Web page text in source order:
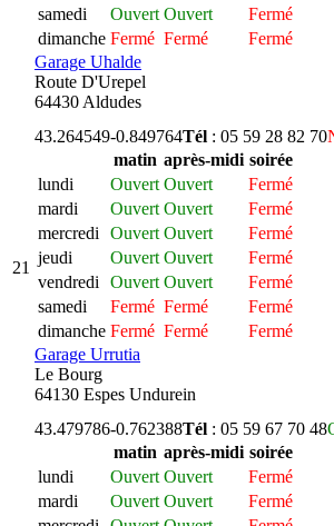
samedi
Ouvert Ouvert
Fermé
dimanche Fermé Fermé
Fermé
Garage Uhalde
Route D'Urepel
64430 Aldudes
21
43.264549-0.849764Tél : 05 59 28 82 70
matin après-midi soirée
lundi
Ouvert Ouvert
Fermé
mardi
Ouvert Ouvert
Fermé
mercredi
Ouvert Ouvert
Fermé
jeudi
Ouvert Ouvert
Fermé
vendredi
Ouvert Ouvert
Fermé
samedi
Fermé Fermé
Fermé
dimanche Fermé Fermé
Fermé
Garage Urrutia
Le Bourg
64130 Espes Undurein
43.479786-0.762388Tél : 05 59 67 70 48
matin après-midi soirée
lundi
Ouvert Ouvert
Fermé
mardi
Ouvert Ouvert
Fermé